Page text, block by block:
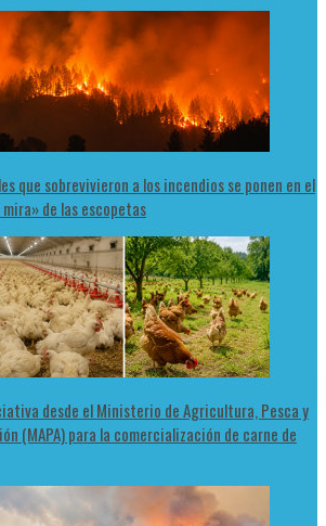
que sobrevivieron a los incendios se ponen en el
de las escopetas
desde el Ministerio de Agricultura, Pesca y
(MAPA) para la comercialización de carne de